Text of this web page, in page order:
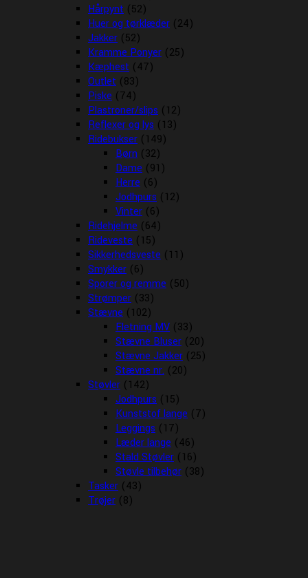
Hårpynt (52)
Huer og tørklæder (24)
Jakker (52)
Kramme Ponyer (25)
Kæphest (47)
Outlet (83)
Piske (74)
Plastroner/slips (12)
Reflexer og lys (13)
Ridebukser (149)
Børn (32)
Dame (91)
Herre (6)
Jodhpurs (12)
Vinter (6)
Ridehjelme (64)
Rideveste (15)
Sikkerhedsveste (11)
Smykker (6)
Sporer og remme (50)
Strømper (33)
Stævne (102)
Fletning MV (33)
Stævne Bluser (20)
Stævne Jakker (25)
Stævne nr. (20)
Støvler (142)
Jodhpurs (15)
Kunststof lange (7)
Leggings (17)
Læder lange (46)
Stald Støvler (16)
Støvle tilbehør (38)
Tasker (43)
Trøjer (8)